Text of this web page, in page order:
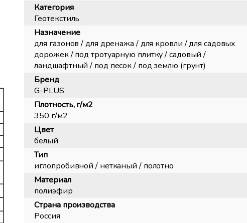
Категория
Геотекстиль
Назначение
для газонов / для дренажа / для кровли / для садовых
дорожек / под тротуарную плитку / садовый /
ландшафтный / под песок / под землю (грунт)
Бренд
G-PLUS
Плотность, г/м2
350 г/м2
Цвет
белый
Тип
иглопробивной / нетканый / полотно
Материал
полиэфир
Страна производства
Россия